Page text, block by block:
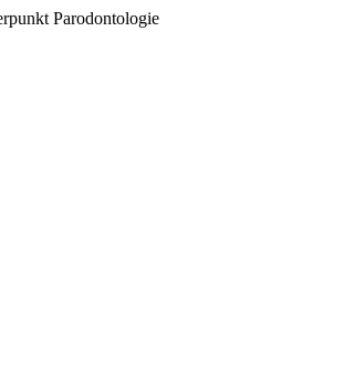
Parodontologie